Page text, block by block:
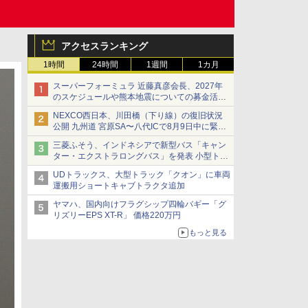
アクセスランキング
1時間 24時間 1週間 1カ月
スーパーフォーミュラ 近藤真彦会長、2027年
のスケジュールや熊本地震についての募金活動
を紹介
NEXCO西日本、川田橋（下り線）の復旧状況
公開 九州道 宮原SA〜八代ICで8月9日中に緊急
車両を通行可能に
三菱ふそう、インドネシアで新型バス「キャン
ター・エクストラロングバス」を発表 小型トラ
ックベースの観光・旅客輸送向けバス
UDトラックス、大型トラック「クオン」に車両
運搬用ショートキャブトラクタ追加
ヤマハ、国内向けフラグシップ四輪バギー「グ
リズリーEPS XT-R」 価格220万円
もっと見る